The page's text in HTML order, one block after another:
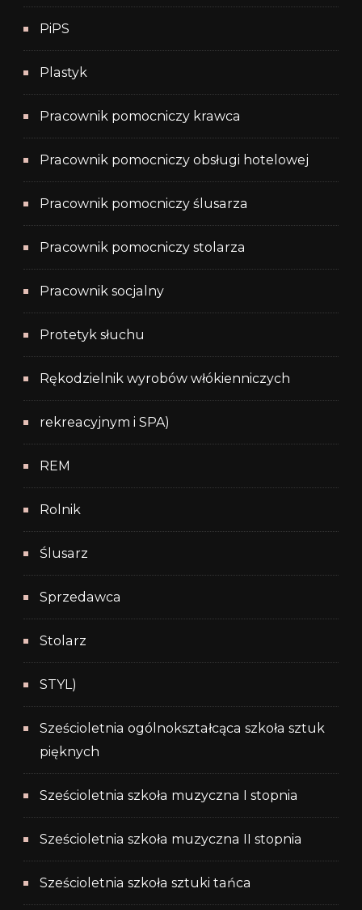
PiPS
Plastyk
Pracownik pomocniczy krawca
Pracownik pomocniczy obsługi hotelowej
Pracownik pomocniczy ślusarza
Pracownik pomocniczy stolarza
Pracownik socjalny
Protetyk słuchu
Rękodzielnik wyrobów włókienniczych
rekreacyjnym i SPA)
REM
Rolnik
Ślusarz
Sprzedawca
Stolarz
STYL)
Sześcioletnia ogólnokształcąca szkoła sztuk
pięknych
Sześcioletnia szkoła muzyczna I stopnia
Sześcioletnia szkoła muzyczna II stopnia
Sześcioletnia szkoła sztuki tańca